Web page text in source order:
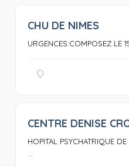
CHU DE NIMES
URGENCES:COMPOSEZ LE
CENTRE DENISE
HOPITAL PSYCHATRIQUE